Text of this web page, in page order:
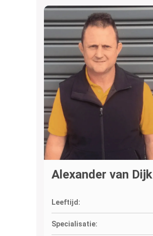
Alexander van Dijk
Leeftijd:
Specialisatie: